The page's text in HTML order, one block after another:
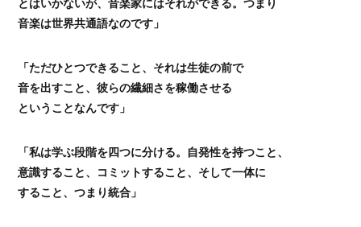
とはいかないが、音楽家にはそれができる。つまり
音楽は世界共通語なのです」
「ただひとつできること、それは生徒の前で
音を出すこと、彼らの繊細さを稼働させる
ということなんです」
「私は学ぶ段階を四つに分ける。自発性を持つこと、
意識すること、コミットすること、そして一体に
すること、つまり統合」